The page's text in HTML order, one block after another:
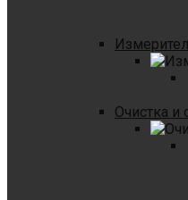
Очистка и